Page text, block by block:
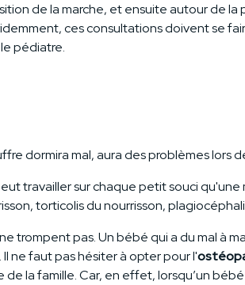
de la marche, et ensuite autour de la
ces consultations doivent se
pédiatre.
dormira mal, aura des problèmes lors
travailler sur chaque petit souci
torticolis du nourrisson,
trompent pas. Un bébé qui a du mal à
Il ne faut pas hésiter à opter pour l'
de la famille. Car, en effet, lorsqu’un